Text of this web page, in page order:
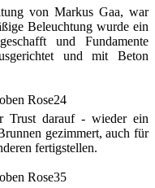
von Markus Gaa, war
Beleuchtung wurde ein
und Fundamente
und mit Beton
Trust darauf - wieder ein
gezimmert, auch für
fertigstellen.